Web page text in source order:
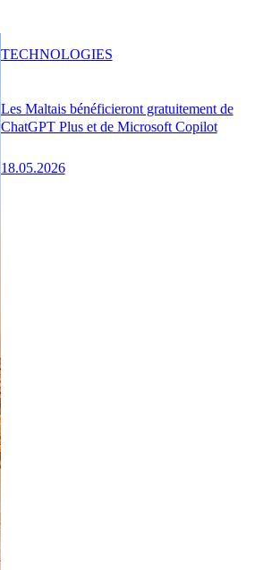
Les Maltais bénéficieront gratuitement de
ChatGPT Plus et de Microsoft Copilot
18.05.2026
TECHNOLOGIES